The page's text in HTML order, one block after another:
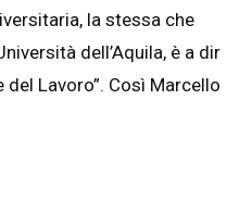
la stessa che
dell’Aquila, è a dir
Lavoro”. Così Marcello